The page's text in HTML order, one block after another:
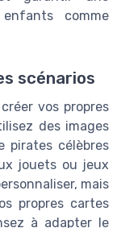
comme
scénarios
vos propres
des images
pirates célèbres
jouets ou jeux
mais
propres cartes
à adapter le